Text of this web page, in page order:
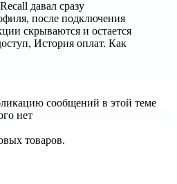
давал сразу
после подключения
скрываются и остается
История оплат. Как
сообщений в этой теме
нет
товаров.